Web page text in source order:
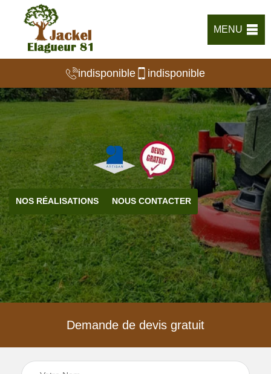
MENU
indisponible indisponible
NOS RÉALISATIONS NOUS CONTACTER
Demande de devis gratuit